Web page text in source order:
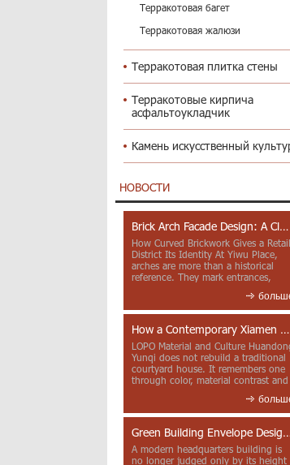
Терракотовая багет
Терракотовая жалюзи
Терракотовая плитка стены
Терракотовые кирпича
асфальтоукладчик
Камень искусственный
НОВОСТИ
Brick Arch Facade Design: A Closer Look at Yiwu Place
How Curved Brickwork Gives a Retail
District Its Identity At Yiwu Place,
arches are more than a historical
reference. They mark entrances,
How a Contemporary Xiamen Project Reframes Minnan Red Brick
LOPO Material and Culture
Yunqi does not rebuild a traditional
courtyard house. It remembers one
through color, material contrast and
Green Building Envelope Design: Clay Sunscreen
A modern headquarters building is
no longer judged only by its height